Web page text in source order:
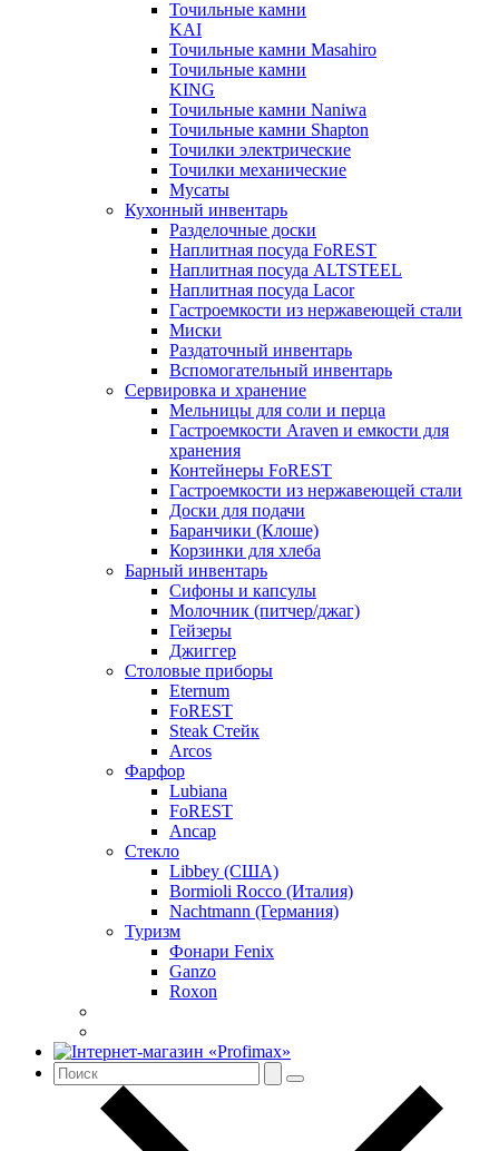
Точильные камни
KAI
Точильные камни Masahiro
Точильные камни
KING
Точильные камни Naniwa
Точильные камни Shapton
Точилки электрические
Точилки механические
Мусаты
Кухонный инвентарь
Разделочные доски
Наплитная посуда FoREST
Наплитная посуда ALTSTEEL
Наплитная посуда Lacor
Гастроемкости из нержавеющей стали
Миски
Раздаточный инвентарь
Вспомогательный инвентарь
Сервировка и хранение
Мельницы для соли и перца
Гастроемкости Araven и емкости для
хранения
Контейнеры FoREST
Гастроемкости из нержавеющей стали
Доски для подачи
Баранчики (Клоше)
Корзинки для хлеба
Барный инвентарь
Сифоны и капсулы
Молочник (питчер/джаг)
Гейзеры
Джиггер
Столовые приборы
Eternum
FoREST
Steak Стейк
Arcos
Фарфор
Lubiana
FoREST
Ancap
Стекло
Libbey (США)
Bormioli Rocco (Италия)
Nachtmann (Германия)
Туризм
Фонари Fenix
Ganzo
Roxon